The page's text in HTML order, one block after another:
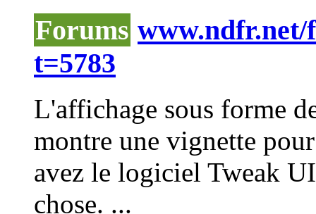
Forums www.ndfr.net/
t=5783
L'affichage sous forme
montre une vignette
avez le logiciel Tweak
chose. ...